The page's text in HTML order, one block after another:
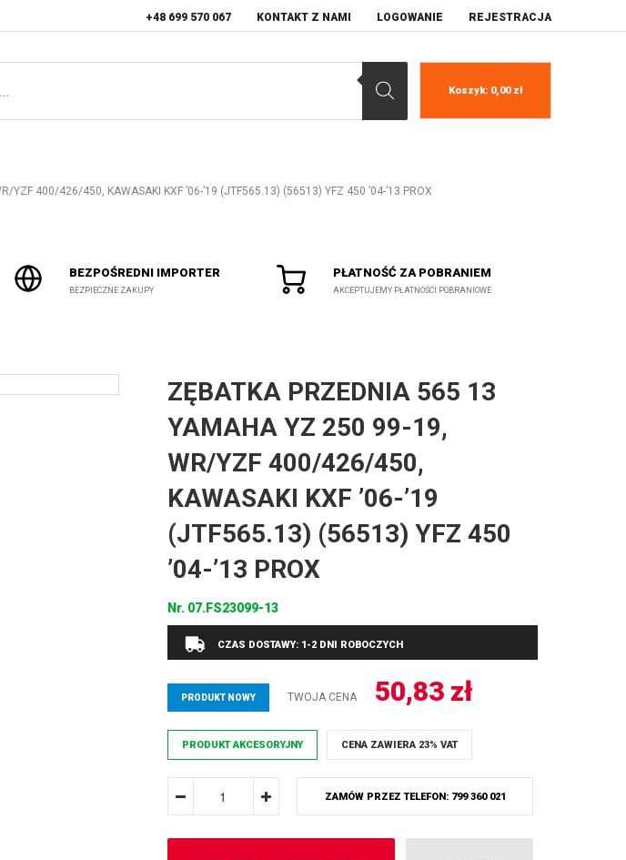
+48 699 570 067 KONTAKT Z NAMI LOGOWANIE REJESTRACJA
Koszyk: 0,00 zł
YZF 400/426/450, KAWASAKI KXF ’06-’19 (JTF565.13) (56513) YFZ 450 ’04-’13 PROX
BEZPOŚREDNI IMPORTER
BEZPIECZNE ZAKUPY
PŁATNOŚĆ ZA POBRANIEM
AKCEPTUJEMY PŁATNOŚCI POBRANIOWE
ZĘBATKA PRZEDNIA 565 13
YAMAHA YZ 250 99-19,
WR/YZF 400/426/450,
KAWASAKI KXF ’06-’19
(JTF565.13) (56513) YFZ 450
’04-’13 PROX
Nr. 07.FS23099-13
CZAS DOSTAWY: 1-2 DNI ROBOCZYCH
PRODUKT NOWY TWOJA CENA 50,83 zł
PRODUKT AKCESORYJNY CENA ZAWIERA 23% VAT
ZAMÓW PRZEZ TELEFON: 799 360 021